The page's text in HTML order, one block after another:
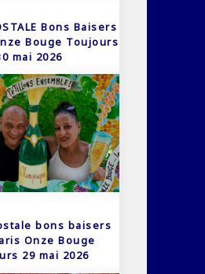
Bons Baisers
Bouge Toujours
mai 2026
bons baisers
Onze Bouge
29 mai 2026